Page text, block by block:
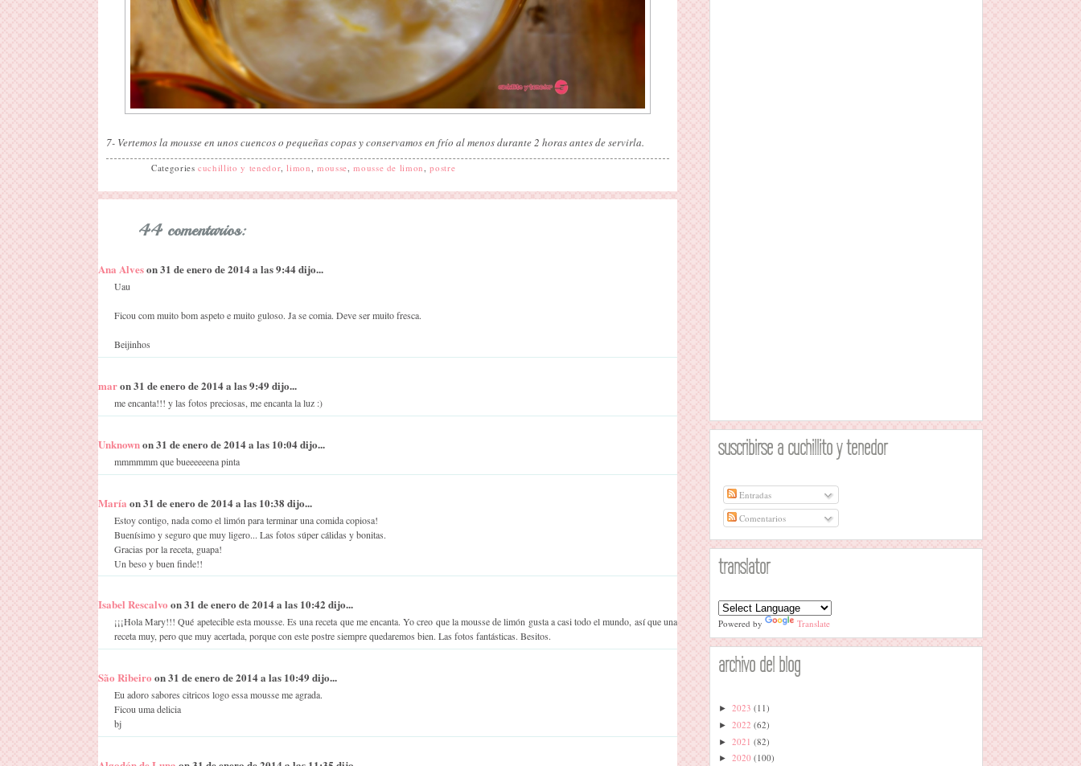
7- Vertemos la mousse en unos cuencos o pequeñas copas y conservamos en frío al menos durante 2 horas antes de servirla.
Categoriescuchillito y tenedor limon ,mousse ,mousse de limon ,postre
44 comentarios:
Ana Alveson 31 de enero de 2014 a las 9:44 dijo...
Uau
Ficou com muito bom aspeto e muito guloso. Ja se comia. Deve ser muito fresca.
Beijinhos
maron 31 de enero de 2014 a las 9:49 dijo...
me encanta!!! y las fotos preciosas, me encanta la luz :)
Unknownon 31 de enero de 2014 a las 10:04 dijo...
mmmmmm que bueeeeeena pinta
María on 31 de enero de 2014 a las 10:38 dijo...
Estoy contigo, nada como el limón para terminar una comida copiosa!
Buenísimo y seguro que muy ligero... Las fotos súper cálidas y bonitas.
Gracias por la receta, guapa!
Un beso y buen finde!!
Isabel Rescalvo on 31 de enero de 2014 a las 10:42 dijo...
¡¡¡Hola Mary!!! Qué apetecible esta mousse. Es una receta que me encanta. Yo creo que la mousse de limón gusta a casi todo el mundo, así que una
receta muy, pero que muy acertada, porque con este postre siempre quedaremos bien. Las fotos fantásticas. Besitos.
São Ribeiro on 31 de enero de 2014 a las 10:49 dijo...
Eu adoro sabores citricos logo essa mousse me agrada.
Ficou uma delicia
bj
suscribirse a cuchillito y tenedor
Entradas
Comentarios
translator
Powered by Translate
archivo del blog
► 2023 (11)
► 2022 (62)
► 2021 (82)
► 2020 (100)